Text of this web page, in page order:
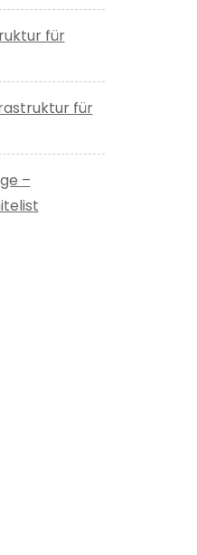
für
für
–